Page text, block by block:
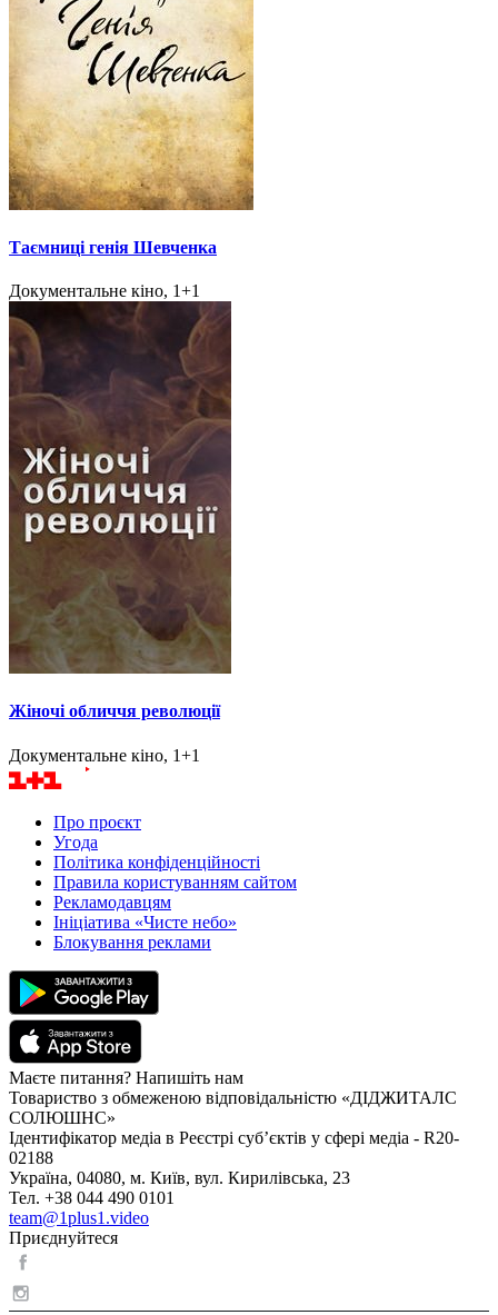
Таємниці генія Шевченка
Документальне кіно, 1+1
Жіночі обличчя революції
Документальне кіно, 1+1
Про проєкт
Угода
Політика конфіденційності
Правила користуванням сайтом
Рекламодавцям
Ініціатива «Чисте небо»
Блокування реклами
Маєте питання? Напишіть нам
Товариство з обмеженою відповідальністю «ДІДЖИТАЛС
СОЛЮШНС»
Ідентифікатор медіа в Реєстрі суб’єктів у сфері медіа - R20-
02188
Україна, 04080, м. Київ, вул. Кирилівська, 23
Тел. +38 044 490 0101
team@1plus1.video
Приєднуйтеся